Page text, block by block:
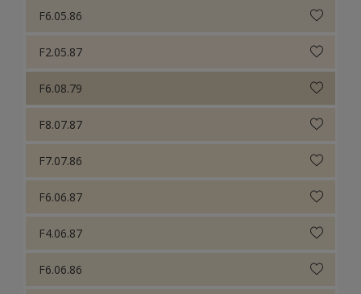
F6.05.86
F2.05.87
F6.08.79
F8.07.87
F7.07.86
F6.06.87
F4.06.87
F6.06.86